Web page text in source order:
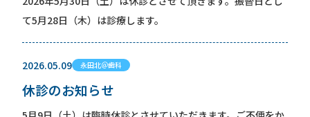
て5月28日（木）は診療します。
2026.05.09 永田北＠歯科
休診のお知らせ